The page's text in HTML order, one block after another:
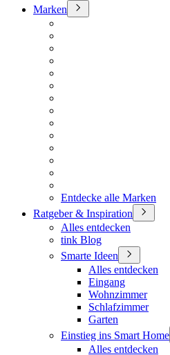
Marken
Entdecke alle Marken
Ratgeber & Inspiration
Alles entdecken
tink Blog
Smarte Ideen
Alles entdecken
Eingang
Wohnzimmer
Schlafzimmer
Garten
Einstieg ins Smart Home
Alles entdecken